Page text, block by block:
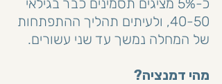
כ-5% מציגים תסמינים כבר בגילאי
40-50, ולעיתים תהליך ההתפתחות
של המחלה נמשך עד שני עשורים.
מהי דמנציה?